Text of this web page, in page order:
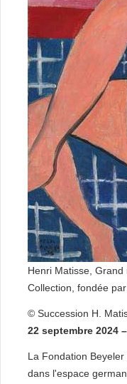
Henri Matisse,
Collection, fondée
© Succession H.
22 septembre 2024
La Fondation
dans l'espace